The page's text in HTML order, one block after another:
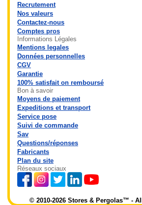
Recrutement
Nos valeurs
Contactez-nous
Comptes pros
Informations Légales
Mentions legales
Données personnelles
CGV
Garantie
100% satisfait on remboursé
Bon à savoir
Moyens de paiement
Expeditions et transport
Service pose
Suivi de commande
Sav
Questions/réponses
Fabricants
Plan du site
Réseaux sociaux
© 2010-2026 Stores & Pergolas™ -